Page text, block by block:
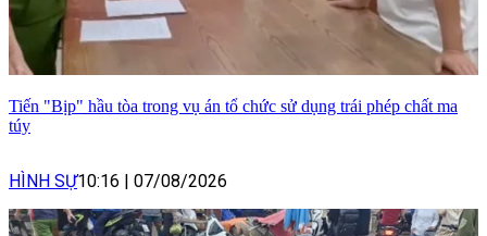
Tiến "Bịp" hầu tòa trong vụ án tổ chức sử dụng trái phép chất ma
túy
HÌNH SỰ10:16 | 07/08/2026